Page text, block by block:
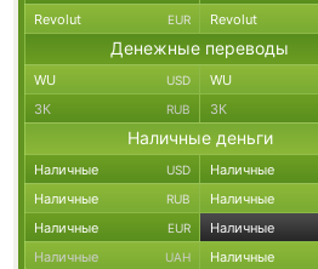
Revolut EUR Revolut
Денежные переводы
WU USD WU
ЗК RUB ЗК
Наличные деньги
Наличные USD Наличные
Наличные RUB Наличные
Наличные EUR Наличные
Наличные UAH Наличные